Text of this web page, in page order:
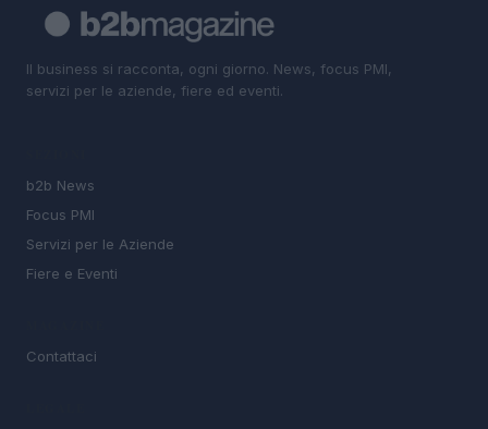
Il business si racconta, ogni giorno. News, focus PMI,
servizi per le aziende, fiere ed eventi.
b2b News
Focus PMI
Servizi per le Aziende
Fiere e Eventi
Contattaci